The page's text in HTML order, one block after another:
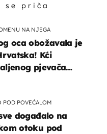
priča
NA NJEGA
oca obožavala je
Kći
pjevača
POD POVEĆALOM
događalo na
otoku pod